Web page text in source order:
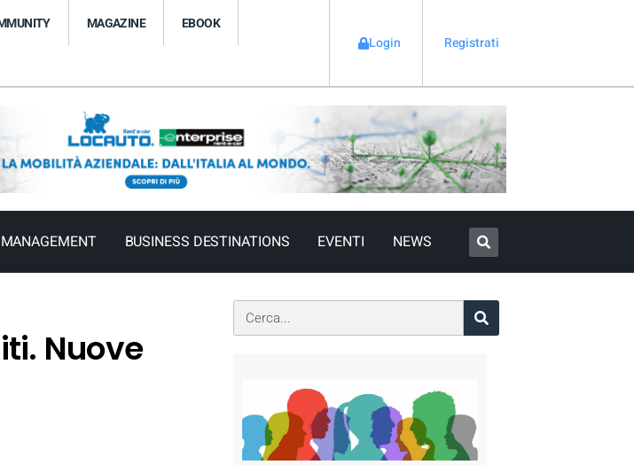
MAGAZINE EBOOK
Login Registrati
BUSINESS DESTINATIONS EVENTI NEWS
Nuove